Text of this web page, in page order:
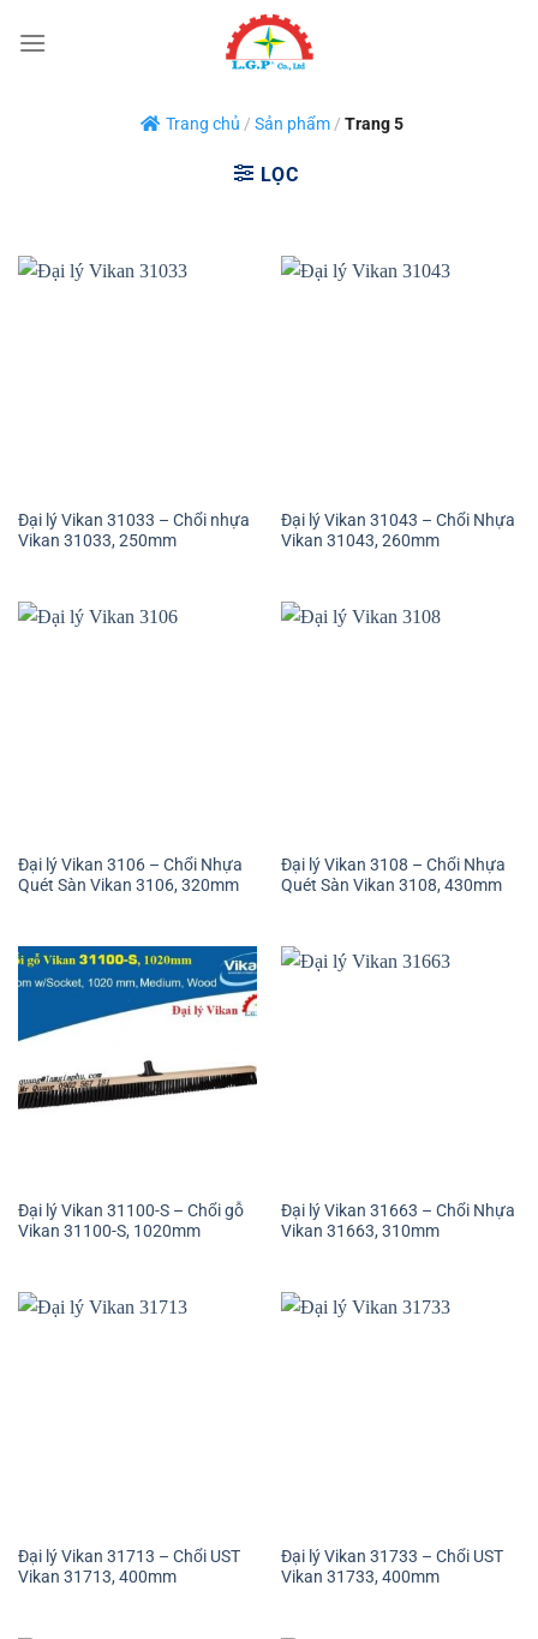
qua
Trang chủ / Sản phẩm/ Trang 5
LỌC
Đại lý Vikan 31033 – Chổi nhựa
Vikan 31033, 250mm
Đại lý Vikan 31043 – Chổi Nhựa
Vikan 31043, 260mm
Đại lý Vikan 3106 – Chổi Nhựa
Quét Sàn Vikan 3106, 320mm
Đại lý Vikan 3108 – Chổi Nhựa
Quét Sàn Vikan 3108, 430mm
Đại lý Vikan 31100-S – Chổi gỗ
Vikan 31100-S, 1020mm
Đại lý Vikan 31663 – Chổi Nhựa
Vikan 31663, 310mm
Đại lý Vikan 31713 – Chổi UST
Vikan 31713, 400mm
Đại lý Vikan 31733 – Chổi UST
Vikan 31733, 400mm